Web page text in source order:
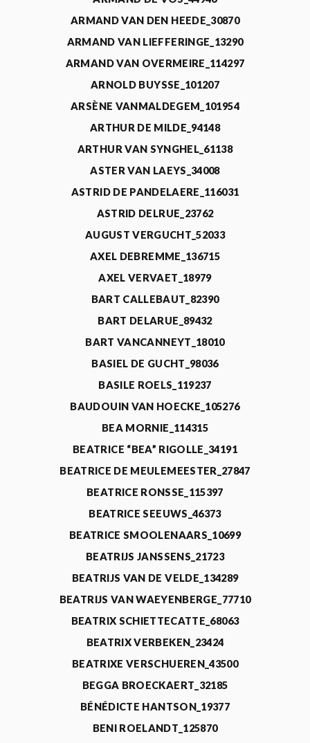
ARMAND VAN DEN HEEDE_30870
ARMAND VAN LIEFFERINGE_13290
ARMAND VAN OVERMEIRE_114297
ARNOLD BUYSSE_101207
ARSÈNE VANMALDEGEM_101954
ARTHUR DE MILDE_94148
ARTHUR VAN SYNGHEL_61138
ASTER VAN LAEYS_34008
ASTRID DE PANDELAERE_116031
ASTRID DELRUE_23762
AUGUST VERGUCHT_52033
AXEL DEBREMME_136715
AXEL VERVAET_18979
BART CALLEBAUT_82390
BART DELARUE_89432
BART VANCANNEYT_18010
BASIEL DE GUCHT_98036
BASILE ROELS_119237
BAUDOUIN VAN HOECKE_105276
BEA MORNIE_114315
BEATRICE “BEA” RIGOLLE_34191
BEATRICE DE MEULEMEESTER_27847
BEATRICE RONSSE_115397
BEATRICE SEEUWS_46373
BEATRICE SMOOLENAARS_10699
BEATRIJS JANSSENS_21723
BEATRIJS VAN DE VELDE_134289
BEATRIJS VAN WAEYENBERGE_77710
BEATRIX SCHIETTECATTE_68063
BEATRIX VERBEKEN_23424
BEATRIXE VERSCHUEREN_43500
BEGGA BROECKAERT_32185
BÉNÉDICTE HANTSON_19377
BENI ROELANDT_125870